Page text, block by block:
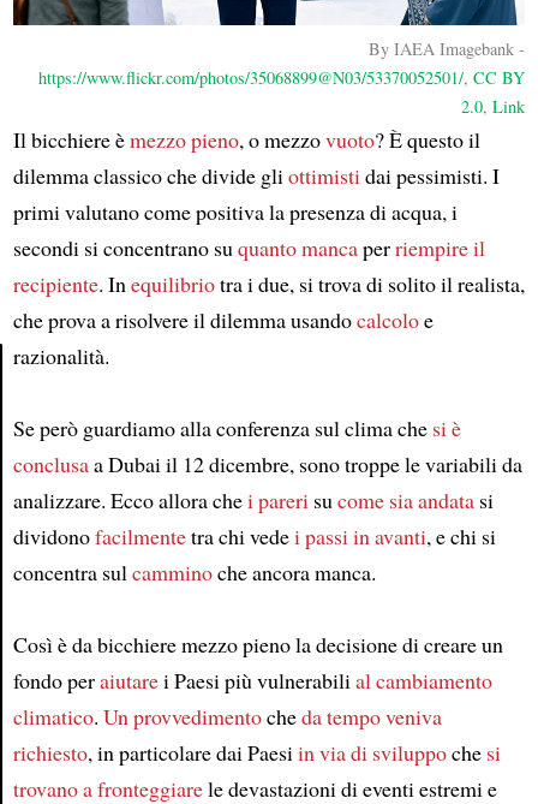
By IAEA Imagebank -
https://www.flickr.com/photos/35068899@N03/53370052501/,CC BY
2.0,Link
Il bicchiere èmezzo pieno, o mezzovuoto? È questo il
dilemma classico che divide gliottimistidai pessimisti. I
primi valutano come positiva la presenza di acqua, i
secondi si concentrano suquanto mancaperriempire il
recipiente. Inequilibriotra i due, si trova di solito il realista,
che prova a risolvere il dilemma usandocalcoloe
razionalità.
Se però guardiamo alla conferenza sul clima che si è
conclusaa Dubai il 12 dicembre, sono troppe le variabili da
analizzare. Ecco allora chei parerisucome sia andatasi
dividonofacilmentetra chi vedei passi in avanti, e chi si
concentra sulcamminoche ancora manca.
Così è da bicchiere mezzo pieno la decisione di creare un
fondo peraiutarei Paesi più vulnerabilial cambiamento
climatico. Un provvedimentocheda tempo veniva
richiesto, in particolare dai Paesiin via di sviluppoche si
trovano a fronteggiarele devastazioni di eventi estremi e